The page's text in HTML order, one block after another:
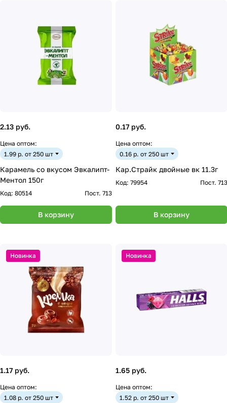
2.13 руб.
Цена оптом:
1.99 р. от 250 шт
Карамель со вкусом Эвкалипт-
Ментол 150г
Код: 80514 Пост. 713
В корзину
0.17 руб.
Цена оптом:
0.16 р. от 250 шт
Кар.Страйк двойные вк 11.3г
Код: 79954 Пост. 713
В корзину
Новинка
1.17 руб.
Цена оптом:
1.08 р. от 250 шт
Новинка
1.65 руб.
Цена оптом:
1.52 р. от 250 шт